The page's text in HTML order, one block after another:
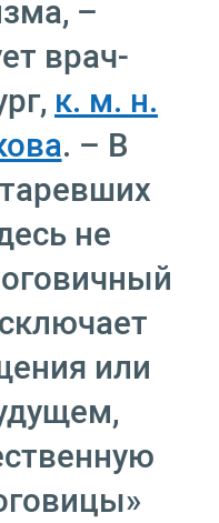
–
врач-
к. м. н.
. – В
не
или